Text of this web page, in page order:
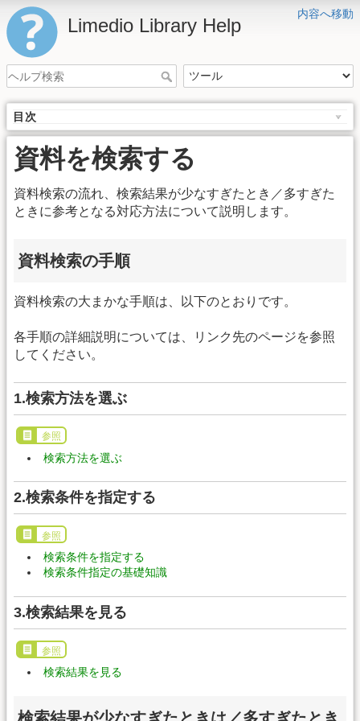
内容へ移動
Limedio Library Help
目次
資料を検索する
資料検索の流れ、検索結果が少なすぎたとき／多すぎた
ときに参考となる対応方法について説明します。
資料検索の手順
資料検索の大まかな手順は、以下のとおりです。
各手順の詳細説明については、リンク先のページを参照
してください。
1.検索方法を選ぶ
参照
検索方法を選ぶ
2.検索条件を指定する
参照
検索条件を指定する
検索条件指定の基礎知識
3.検索結果を見る
参照
検索結果を見る